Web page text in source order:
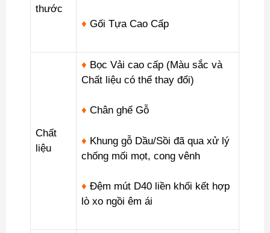
thước
♦ Gối Tựa Cao Cấp
Chất
liệu
♦ Bọc Vải cao cấp (Màu sắc và
Chất liệu có thể thay đổi)
♦ Chân ghế Gỗ
♦ Khung gỗ Dầu/Sồi đã qua xử lý
chống mối mọt, cong vênh
♦ Đệm mút D40 liền khối kết hợp
lò xo ngồi êm ái